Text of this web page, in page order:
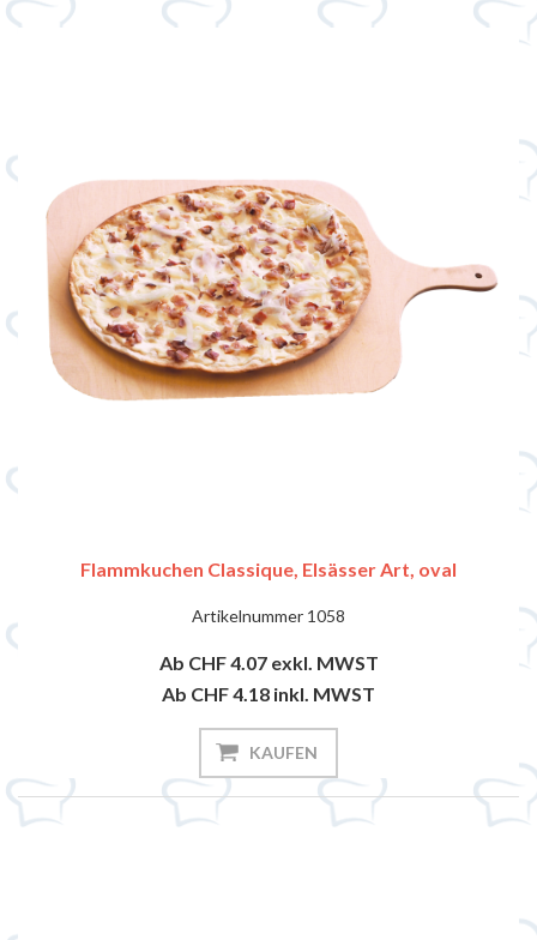
Flammkuchen Classique, Elsässer Art, oval
Artikelnummer 1058
Ab CHF 4.07 exkl. MWST
Ab CHF 4.18 inkl. MWST
KAUFEN